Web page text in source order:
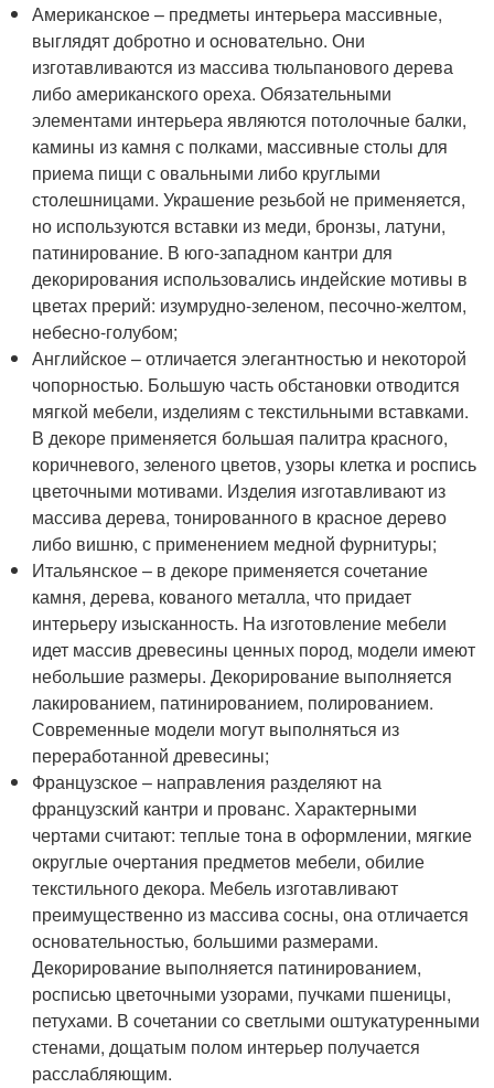
Американское – предметы интерьера массивные,
выглядят добротно и основательно. Они
изготавливаются из массива тюльпанового дерева
либо американского ореха. Обязательными
элементами интерьера являются потолочные балки,
камины из камня с полками, массивные столы для
приема пищи с овальными либо круглыми
столешницами. Украшение резьбой не применяется,
но используются вставки из меди, бронзы, латуни,
патинирование. В юго-западном кантри для
декорирования использовались индейские мотивы в
цветах прерий: изумрудно-зеленом, песочно-желтом,
небесно-голубом;
Английское – отличается элегантностью и некоторой
чопорностью. Большую часть обстановки отводится
мягкой мебели, изделиям с текстильными вставками.
В декоре применяется большая палитра красного,
коричневого, зеленого цветов, узоры клетка и роспись
цветочными мотивами. Изделия изготавливают из
массива дерева, тонированного в красное дерево
либо вишню, с применением медной фурнитуры;
Итальянское – в декоре применяется сочетание
камня, дерева, кованого металла, что придает
интерьеру изысканность. На изготовление мебели
идет массив древесины ценных пород, модели имеют
небольшие размеры. Декорирование выполняется
лакированием, патинированием, полированием.
Современные модели могут выполняться из
переработанной древесины;
Французское – направления разделяют на
французский кантри и прованс. Характерными
чертами считают: теплые тона в оформлении, мягкие
округлые очертания предметов мебели, обилие
текстильного декора. Мебель изготавливают
преимущественно из массива сосны, она отличается
основательностью, большими размерами.
Декорирование выполняется патинированием,
росписью цветочными узорами, пучками пшеницы,
петухами. В сочетании со светлыми оштукатуренными
стенами, дощатым полом интерьер получается
расслабляющим.